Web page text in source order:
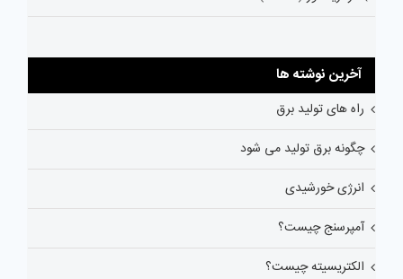
آخرین نوشته ها
راه های تولید برق
چگونه برق تولید می شود
انرژی خورشیدی
آمپرسنج چیست؟
الکتریسیته چیست؟